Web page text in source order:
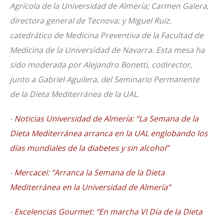
Agrícola de la Universidad de Almería; Carmen Galera,
directora general de Tecnova; y Miguel Ruiz,
catedrático de Medicina Preventiva de la Facultad de
Medicina de la Universidad de Navarra. Esta mesa ha
sido moderada por Alejandro Bonetti, codirector,
junto a Gabriel Aguilera, del Seminario Permanente
de la Dieta Mediterránea de la UAL.
-Noticias Universidad de Almería: “La Semana de la
Dieta Mediterránea arranca en la UAL englobando los
días mundiales de la diabetes y sin alcohol”
-Mercacei: “Arranca la Semana de la Dieta
Mediterránea en la Universidad de Almería”
-Excelencias Gourmet: “En marcha VI Día de la Dieta